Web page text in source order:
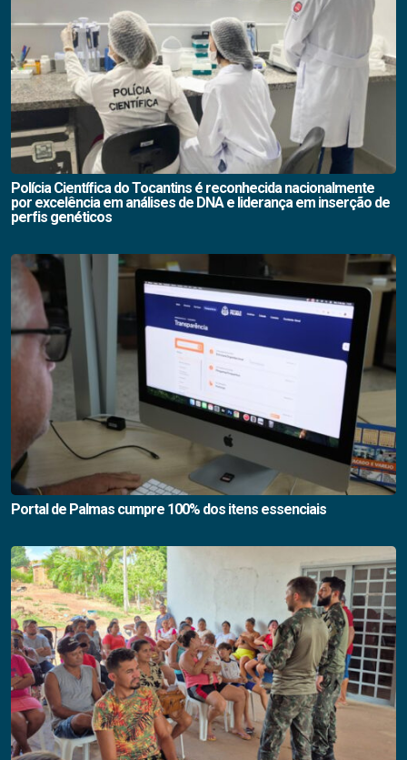
Polícia Científica do Tocantins é reconhecida nacionalmente
por excelência em análises de DNA e liderança em inserção de
perfis genéticos
Portal de Palmas cumpre 100% dos itens essenciais